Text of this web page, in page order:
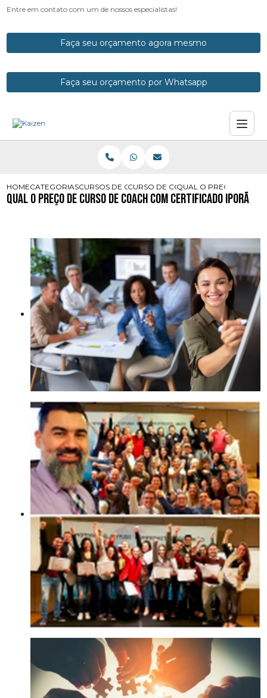
Entre em contato com um de nossos especialistas!
Faça seu orçamento agora mesmo
Faça seu orçamento por Whatsapp
HOMECATEGORIASCURSOS DE COACHCURSO DE COACHING COM
QUAL O PRECO DE
Qual o Preço de Curso de Coach com Certificado Iporã